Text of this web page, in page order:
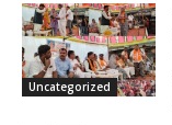
Uncategorized